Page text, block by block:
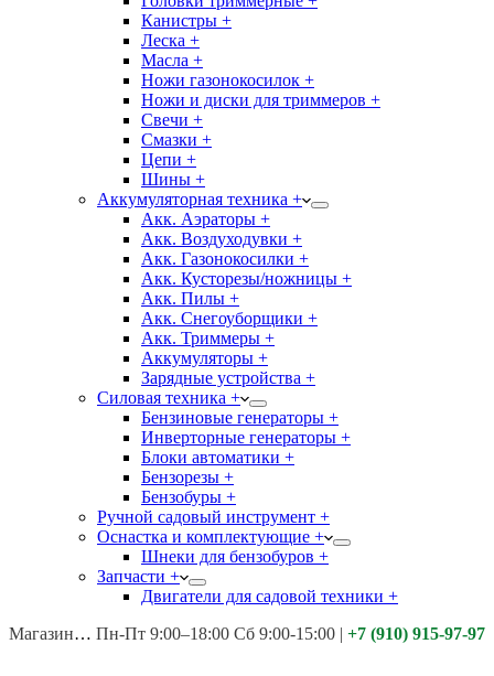
Канистры +
Леска +
Масла +
Ножи газонокосилок +
Ножи и диски для триммеров +
Свечи +
Смазки +
Цепи +
Шины +
Аккумуляторная техника +
Акк. Аэраторы +
Акк. Воздуходувки +
Акк. Газонокосилки +
Акк. Кусторезы/ножницы +
Акк. Пилы +
Акк. Снегоуборщики +
Акк. Триммеры +
Аккумуляторы +
Зарядные устройства +
Силовая техника +
Бензиновые генераторы +
Инверторные генераторы +
Блоки автоматики +
Бензорезы +
Бензобуры +
Ручной садовый инструмент +
Оснастка и комплектующие +
Шнеки для бензобуров +
Запчасти +
Двигатели для садовой техники +
Магазины: Калуга ул. Московская д.113
Пн-Пт 9:00–18:00 Сб 9:00-15:00 | +7 (910) 915-97-97